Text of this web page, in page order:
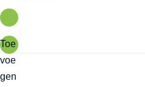
Toe
voe
gen